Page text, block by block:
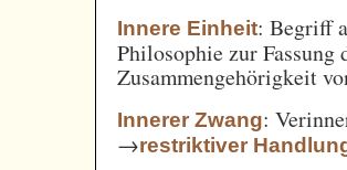
Innere Einheit: Begriff
Philosophie zur
Zusammengehörigkeit
Innerer Zwang:
→restriktiver